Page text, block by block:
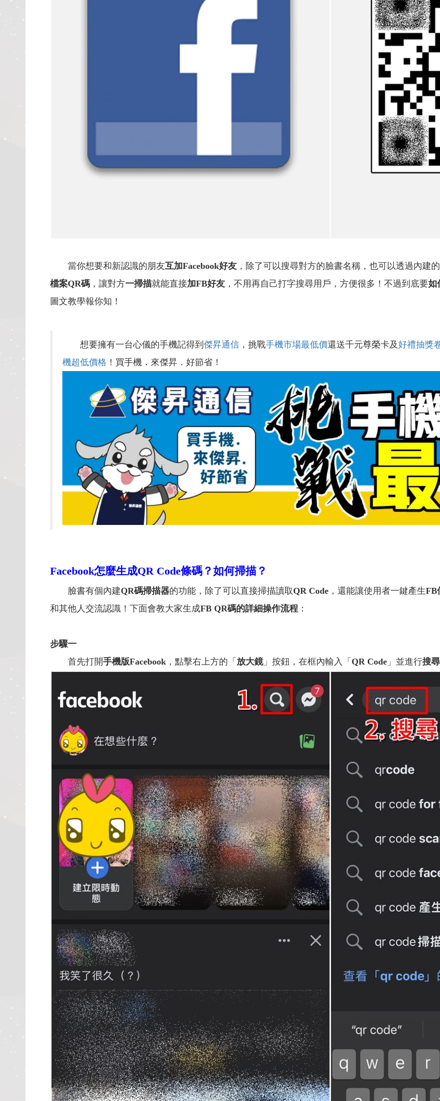
當你想要和新認識的朋友互加Facebook好友 ，除了可以搜尋對方的臉書名稱，也可以透過內建的
檔案QR碼 ，讓對方一掃描就能直接加FB好友 ，不用再自己打字搜尋用戶，方便很多！不過到底要如
圖文教學報你知！
想要擁有一台心儀的手機記得到 傑昇通信 ，挑戰手機市場最低價還送千元尊榮卡及好禮抽獎
機超低價格 ！買手機．來傑昇．好節省！
Facebook怎麼生成QR Code條碼？如何掃描？
臉書有個內建QR碼掃描器的功能，除了可以直接掃描讀取QR Code ，還能讓使用者一鍵產生FB
和其他人交流認識！下面會教大家生成FB QR碼的詳細操作流程 ：
步驟一
首先打開手機版Facebook ，點擊右上方的「 放大鏡」按鈕，在框內輸入「 QR Code 」並進行搜尋